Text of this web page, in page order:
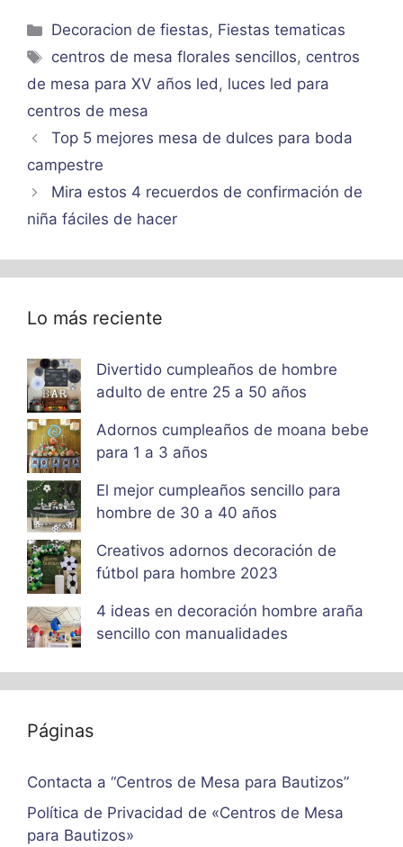
Categorías
Decoracion de fiestas, Fiestas tematicas
Etiquetas
centros de mesa florales sencillos, centros
de mesa para XV años led, luces led para
centros de mesa
Top 5 mejores mesa de dulces para boda
campestre
Mira estos 4 recuerdos de confirmación de
niña fáciles de hacer
Lo más reciente
Divertido cumpleaños de hombre
adulto de entre 25 a 50 años
Adornos cumpleaños de moana bebe
para 1 a 3 años
El mejor cumpleaños sencillo para
hombre de 30 a 40 años
Creativos adornos decoración de
fútbol para hombre 2023
4 ideas en decoración hombre araña
sencillo con manualidades
Páginas
Contacta a “Centros de Mesa para Bautizos”
Política de Privacidad de «Centros de Mesa
para Bautizos»